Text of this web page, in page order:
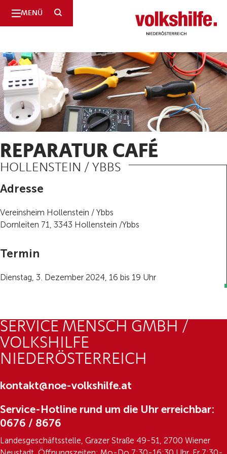
MENÜ SUCHE Niederösterreich
REPARATUR CAFÉ
HOLLENSTEIN / YBBS
Adresse
Vereinsheim Hollenstein / Ybbs
Dornleiten 71, 3343 Hollenstein /Ybbs
Termin
Dienstag, 3. Dezember 2024, 16 bis 19 Uhr
SERVICE MENSCH GMBH /
VOLKSHILFE
NIEDERÖSTERREICH
kontakt@noe-volkshilfe.at
Service-Hotline rund um die Uhr erreichbar:
0676 / 8676
Landesgeschäftsstelle, Grazer Straße 49-51, 2700 Wiener